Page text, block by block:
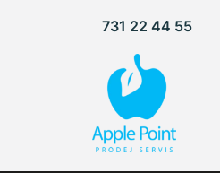
731 22 44 55